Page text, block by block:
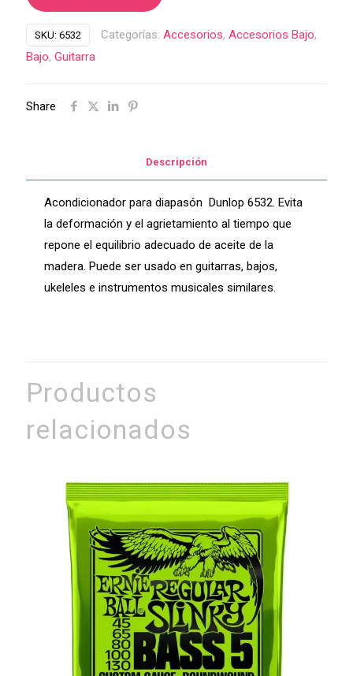
SKU: 6532 Categorías: Accesorios, Accesorios Bajo,
Bajo, Guitarra
Share
Descripción
Acondicionador para diapasón Dunlop 6532. Evita
la deformación y el agrietamiento al tiempo que
repone el equilibrio adecuado de aceite de la
madera. Puede ser usado en guitarras, bajos,
ukeleles e instrumentos musicales similares.
Productos
relacionados